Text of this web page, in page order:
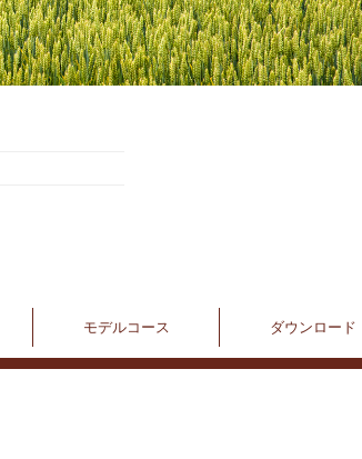
モデルコース ダウンロード